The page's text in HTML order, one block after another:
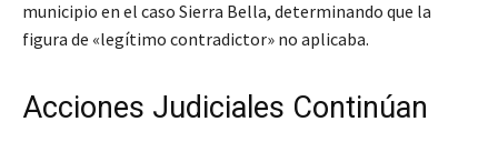
municipio en el caso Sierra Bella, determinando que la
figura de «legítimo contradictor» no aplicaba.
Acciones Judiciales Continúan